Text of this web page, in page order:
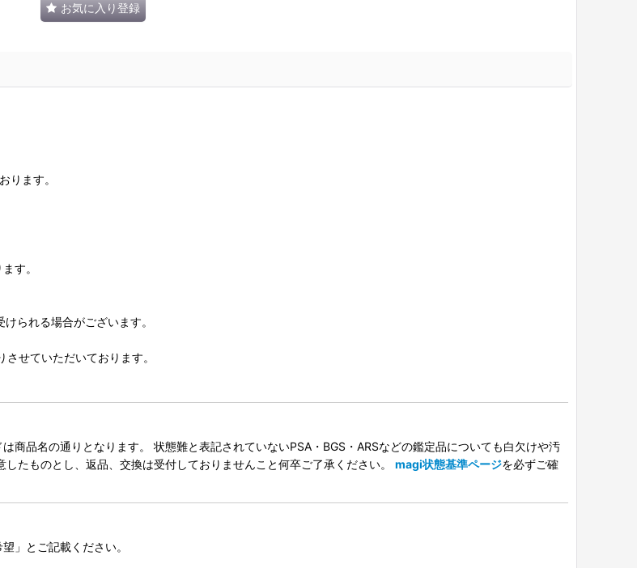
お気に入り登録
ります。
す。
られる場合がございます。
せていただいております。
商品名の通りとなります。 状態難と表記されていないPSA・BGS・ARSなどの鑑定品についても白欠けや汚
たものとし、返品、交換は受付しておりませんこと何卒ご了承ください。 magi状態基準ページを必ずご確
」とご記載ください。